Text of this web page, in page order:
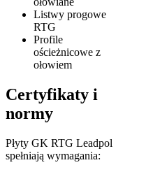
Listwy progowe
RTG
Profile
ościeżnicowe z
ołowiem
Certyfikaty i
normy
Płyty GK RTG Leadpol
spełniają wymagania: